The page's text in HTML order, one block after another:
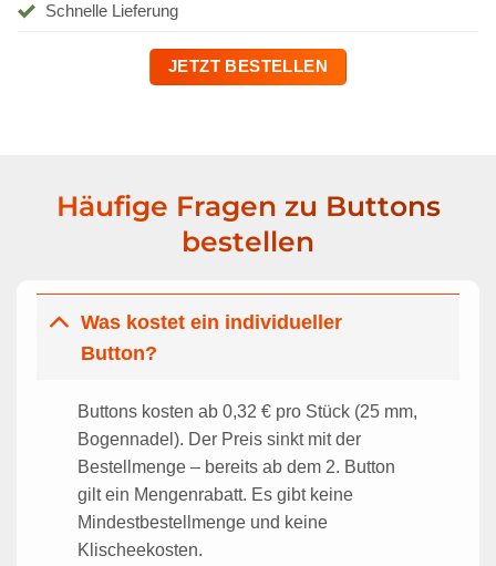
Schnelle Lieferung
JETZT BESTELLEN
Häufige Fragen zu Buttons
bestellen
Was kostet ein individueller
Button?
Buttons kosten ab 0,32 € pro Stück (25 mm,
Bogennadel). Der Preis sinkt mit der
Bestellmenge – bereits ab dem 2. Button
gilt ein Mengenrabatt. Es gibt keine
Mindestbestellmenge und keine
Klischeekosten.